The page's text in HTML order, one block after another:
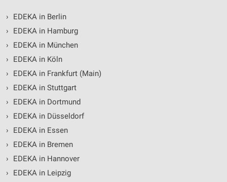
›
EDEKA in Berlin
›
EDEKA in Hamburg
›
EDEKA in München
›
EDEKA in Köln
›
EDEKA in Frankfurt (Main)
›
EDEKA in Stuttgart
›
EDEKA in Dortmund
›
EDEKA in Düsseldorf
›
EDEKA in Essen
›
EDEKA in Bremen
›
EDEKA in Hannover
›
EDEKA in Leipzig